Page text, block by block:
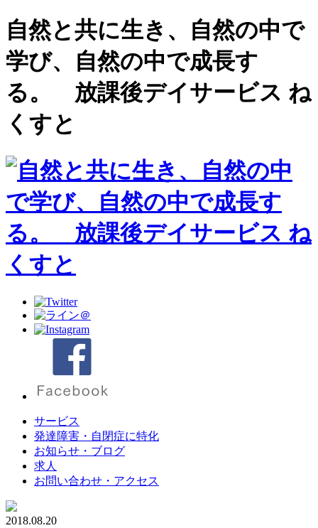
自然と共に生き、自然の中で
学び、自然の中で成長す
る。 放課後デイサービス ね
くすと
サービス
発達障害・自閉症に特化
お知らせ・ブログ
求人
お問い合わせ・アクセス
2018.08.20